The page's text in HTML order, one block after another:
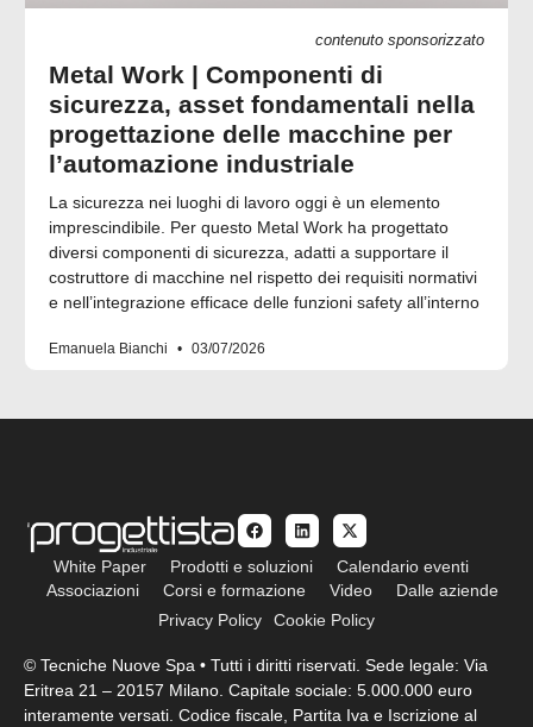
contenuto sponsorizzato
Metal Work | Componenti di
sicurezza, asset fondamentali nella
progettazione delle macchine per
l’automazione industriale
La sicurezza nei luoghi di lavoro oggi è un elemento
imprescindibile. Per questo Metal Work ha progettato
diversi componenti di sicurezza, adatti a supportare il
costruttore di macchine nel rispetto dei requisiti normativi
e nell’integrazione efficace delle funzioni safety all’interno
Emanuela Bianchi 03/07/2026
White Paper Prodotti e soluzioni
Calendario eventi
Associazioni
Corsi e formazione Video
Dalle aziende
Privacy Policy
Cookie Policy
© Tecniche Nuove Spa • Tutti i diritti riservati. Sede legale: Via
Eritrea 21 – 20157 Milano. Capitale sociale: 5.000.000 euro
interamente versati. Codice fiscale, Partita Iva e Iscrizione al